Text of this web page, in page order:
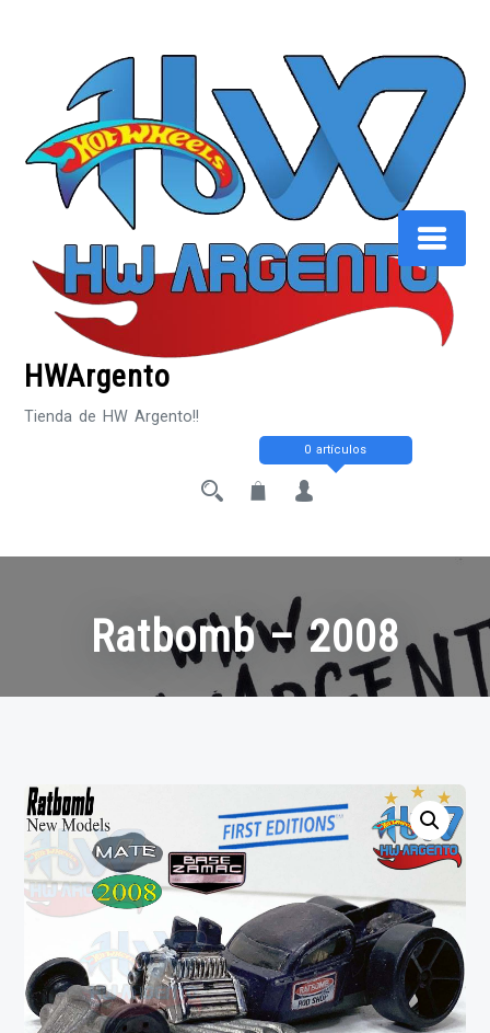
HWArgento
Tienda de HW Argento!!
0 artículos
Ratbomb – 2008